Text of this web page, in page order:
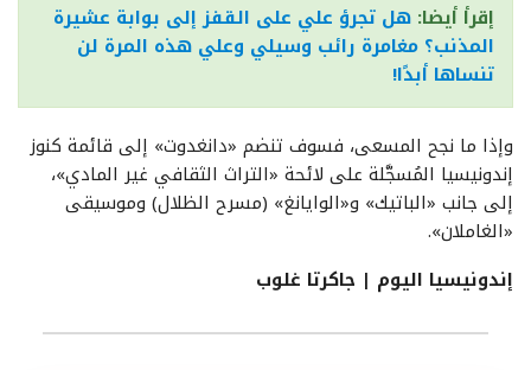
إقرأ أيضا: هل تجرؤ علي على القفز إلى بوابة عشيرة
المذنب؟ مغامرة رائب وسيلي وعلي هذه المرة لن
تنساها أبدًا!
وإذا ما نجح المسعى، فسوف تنضم «دانغدوت» إلى قائمة كنوز
إندونيسيا المُسجَّلة على لائحة «التراث الثقافي غير المادي»،
إلى جانب «الباتيك» و«الوايانغ» (مسرح الظلال) وموسيقى
«الغاملان».
إندونيسيا اليوم | جاكرتا غلوب